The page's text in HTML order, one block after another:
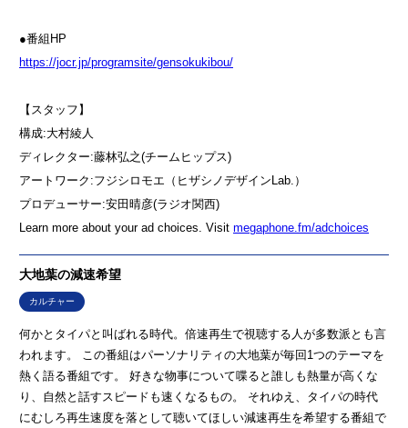
●番組HP
⁠⁠⁠⁠⁠⁠⁠⁠⁠⁠⁠⁠⁠⁠⁠⁠⁠⁠⁠⁠⁠⁠⁠⁠⁠⁠https://jocr.jp/programsite/gensokukibou/⁠⁠⁠⁠⁠⁠⁠⁠⁠⁠⁠⁠⁠⁠⁠⁠⁠⁠⁠⁠⁠⁠⁠⁠⁠⁠⁠⁠⁠⁠⁠⁠⁠⁠⁠⁠⁠⁠⁠⁠⁠⁠
【スタッフ】
構成:⁠⁠大村綾人⁠⁠⁠⁠⁠⁠⁠⁠⁠⁠⁠⁠⁠⁠⁠⁠⁠⁠
ディレクター:藤林弘之(チームヒップス) ⁠⁠⁠⁠⁠⁠⁠⁠⁠⁠⁠⁠⁠⁠⁠⁠⁠⁠
アートワーク:フジシロモエ（ヒザシノデザインLab.）⁠⁠⁠⁠⁠⁠⁠⁠⁠⁠⁠⁠⁠⁠⁠⁠⁠⁠
プロデューサー:安田晴彦(ラジオ関西)⁠⁠⁠
Learn more about your ad choices. Visit megaphone.fm/adchoices
大地葉の減速希望
カルチャー
何かとタイパと叫ばれる時代。倍速再生で視聴する人が多数派とも言
われます。 この番組はパーソナリティの大地葉が毎回1つのテーマを
熱く語る番組です。 好きな物事について喋ると誰しも熱量が高くな
り、自然と話すスピードも速くなるもの。 それゆえ、タイパの時代
にむしろ再生速度を落として聴いてほしい減速再生を希望する番組で